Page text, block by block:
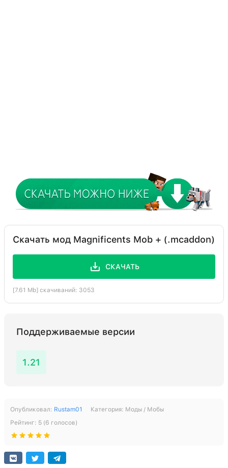
Скачать мод Magnificents Mob + (.mcaddon)
СКАЧАТЬ
[7.61 Mb] скачиваний: 3053
Поддерживаемые версии
1.21
Опубликовал: Rustam01 Категория: Моды / Мобы
Рейтинг: 5 (6 голосов)